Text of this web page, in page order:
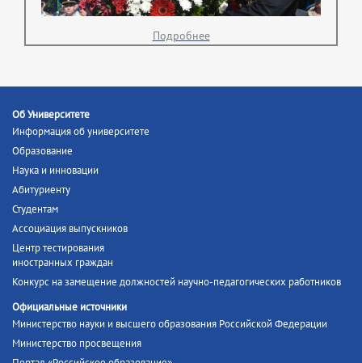
Подробнее
Об Университете
Информация об университете
Образование
Наука и инновации
Абитуриенту
Студентам
Ассоциация выпускников
Центр тестирования
иностранных граждан
Конкурс на замещение должностей научно-педагогических работников
Официальные источники
Министерство науки и высшего образования Российской Федерации
Министерство просвещения